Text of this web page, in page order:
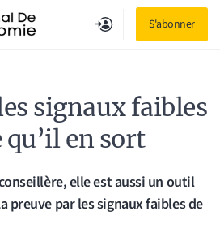
S'abonner
signaux faibles
qu’il en sort
elle est aussi un outil
preuve par les signaux faibles de